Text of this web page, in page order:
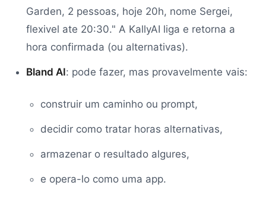
Garden, 2 pessoas, hoje 20h, nome Sergei,
flexivel ate 20:30." A KallyAI liga e retorna a
hora confirmada (ou alternativas).
Bland AI: pode fazer, mas provavelmente vais:
construir um caminho ou prompt,
decidir como tratar horas alternativas,
armazenar o resultado algures,
e opera-lo como uma app.